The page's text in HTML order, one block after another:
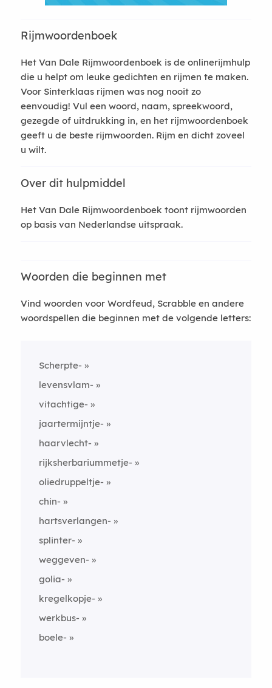
Rijmwoordenboek
Het Van Dale Rijmwoordenboek is de onlinerijmhulp
die u helpt om leuke gedichten en rijmen te maken.
Voor Sinterklaas rijmen was nog nooit zo
eenvoudig! Vul een woord, naam, spreekwoord,
gezegde of uitdrukking in, en het rijmwoordenboek
geeft u de beste rijmwoorden. Rijm en dicht zoveel
u wilt.
Over dit hulpmiddel
Het Van Dale Rijmwoordenboek toont rijmwoorden
op basis van Nederlandse uitspraak.
Woorden die beginnen met
Vind woorden voor Wordfeud, Scrabble en andere
woordspellen die beginnen met de volgende letters:
Scherpte-
levensvlam-
vitachtige-
jaartermijntje-
haarvlecht-
rijksherbariummetje-
oliedruppeltje-
chin-
hartsverlangen-
splinter-
weggeven-
golia-
kregelkopje-
werkbus-
boele-